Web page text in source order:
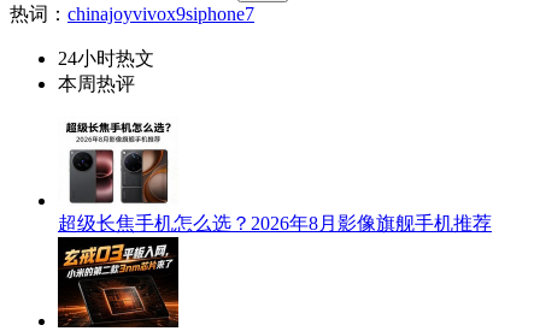
热词： chinajoyvivox9siphone7
24小时热文
本周热评
超级长焦手机怎么选？2026年8月影像旗舰手机推荐